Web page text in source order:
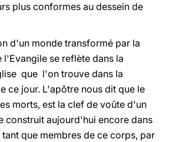
plus conformes au dessein de
d'un monde transformé par la
se reflète dans la
que l'on trouve dans la
ce jour. L'apôtre nous dit que le
morts, est la clef de voûte d'un
construit aujourd'hui encore dans
que membres de ce corps, par